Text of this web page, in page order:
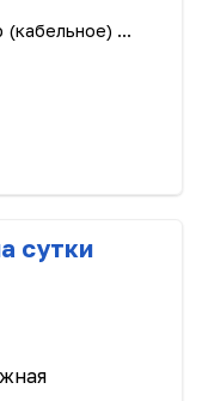
(кабельное) ...
сутки